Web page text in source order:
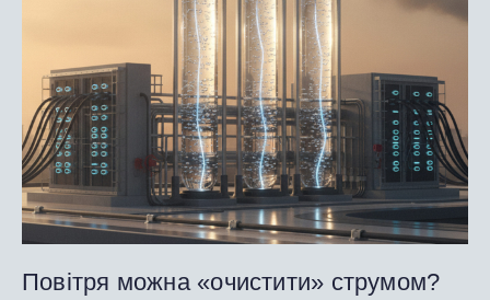
Повітря можна «очистити» струмом?